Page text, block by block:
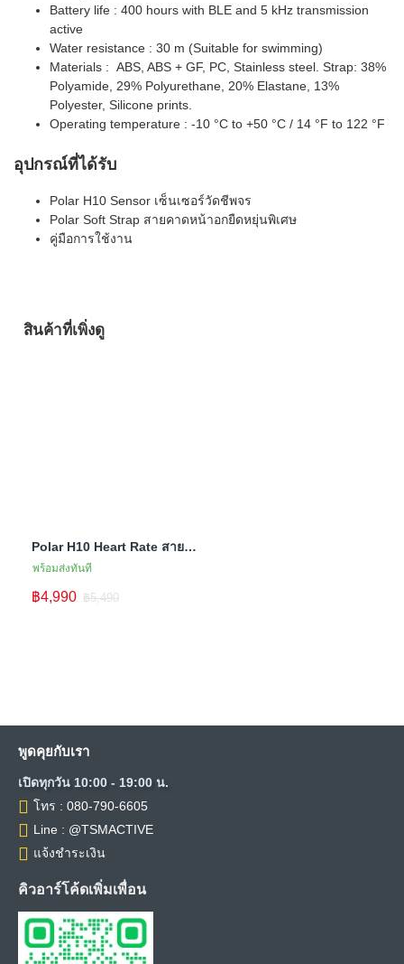
Battery life : 400 hours with BLE and 5 kHz transmission
active
Water resistance : 30 m (Suitable for swimming)
Materials : ABS, ABS + GF, PC, Stainless steel. Strap: 38%
Polyamide, 29% Polyurethane, 20% Elastane, 13%
Polyester, Silicone prints.
Operating temperature : -10 °C to +50 °C / 14 °F to 122 °F
อุปกรณ์ที่ได้รับ
Polar H10 Sensor เซ็นเซอร์วัดชีพจร
Polar Soft Strap สายคาดหน้าอกยืดหยุ่นพิเศษ
คู่มือการใช้งาน
สินค้าที่เพิ่งดู
Polar H10 Heart Rate สายคาดหน้าอก Built-in Memory วัดชีพจรแม่นยำ
พร้อมส่งทันที
฿4,990 ฿5,490
พูดคุยกับเรา
เปิดทุกวัน 10:00 - 19:00 น.
โทร : 080-790-6605
Line : @TSMACTIVE
แจ้งชำระเงิน
คิวอาร์โค้ดเพิ่มเพื่อน